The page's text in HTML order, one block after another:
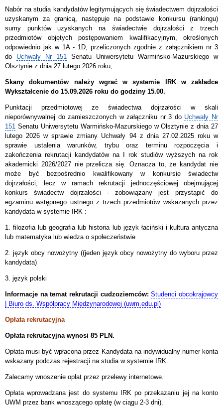
Nabór na studia kandydatów legitymujących się świadectwem dojrzałości
uzyskanym za granicą, następuje na podstawie konkursu (rankingu)
sumy punktów uzyskanych na świadectwie dojrzałości z trzech
przedmiotów objętych postępowaniem kwalifikacyjnym, określonych
odpowiednio jak w 1A - 1D, przeliczonych zgodnie z załącznikiem nr 3
do Uchwały Nr 151 Senatu Uniwersytetu Warmińsko-Mazurskiego w
Olsztynie z dnia 27 lutego 2026 roku;
Skany dokumentów należy wgrać w systemie IRK w zakładce
Wykształcenie do 15.09.2026 roku do godziny 15.00.
Punktacji przedmiotowej ze świadectwa dojrzałości w skali
nieporównywalnej do zamieszczonych w załączniku nr 3 do Uchwały Nr
151 Senatu Uniwersytetu Warmińsko-Mazurskiego w Olsztynie z dnia 27
lutego 2026 w sprawie zmiany Uchwały 94 z dnia 27.02.2025 roku w
sprawie ustalenia warunków, trybu oraz terminu rozpoczęcia i
zakończenia rekrutacji kandydatów na I rok studiów wyższych na rok
akademicki 2026/2027 nie przelicza się. Oznacza to, że kandydat nie
może być bezpośrednio kwalifikowany w konkursie świadectw
dojrzałości, lecz w ramach rekrutacji jednoczęściowej obejmującej
konkurs świadectw dojrzałości - zobowiązany jest przystąpić do
egzaminu wstępnego ustnego z trzech przedmiotów wskazanych przez
kandydata w systemie IRK :
1.filozofia lubgeografia lub historia lub język łaciński i kultura antyczna
lub matematyka lub wiedza o społeczeństwie
2. język obcy nowożytny ((jeden język obcy nowożytny do wyboru przez
kandydata)
3. język polski
Informacje na temat rekrutacji cudzoziemców:Studenci obcokrajowcy
| Biuro ds. Współpracy Międzynarodowej (uwm.edu.pl)
Opłata rekrutacyjna
Opłata rekrutacyjna wynosi 85 PLN.
Opłata musi być wpłacona przez Kandydata na indywidualny numer konta
wskazany podczas rejestracji na studia w systemie IRK.
Zalecamy wnoszenie opłat przez przelewy internetowe.
Opłata wprowadzana jest do systemu IRK po przekazaniu jej na konto
UWM przez bank wnoszącego opłatę (w ciągu 2-3 dni).